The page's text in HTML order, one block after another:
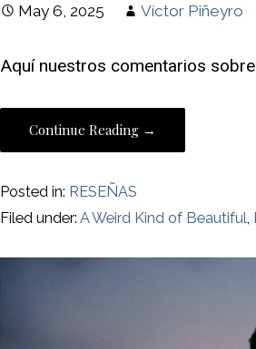
May 6, 2025 Víctor Piñeyro
Aquí nuestros comentarios
Continue Reading →
Posted in: RESEÑAS
Filed under:A Weird Kind of Beautiful,